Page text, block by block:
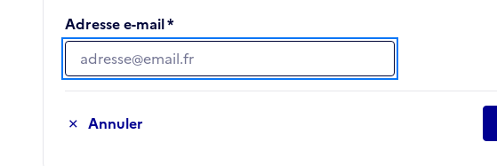
Adresse e-mail
Adresse e-mail
Annuler